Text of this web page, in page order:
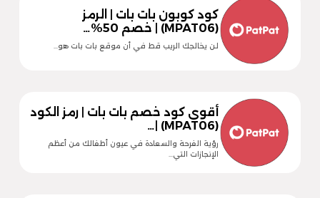
كود كوبون بات بات | الرمز
(MPAT06) | خصم 50%…
لن يخالجك الريب قط في أن موقع بات بات هو…
أقوى كود خصم بات بات | رمز الكود
(MPAT06) |…
رؤية الفرحة والسعادة في عيون أطفالك من أعظم
الإنجازات التي…